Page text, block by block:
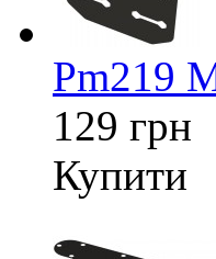
Pm219
129 грн
Купити